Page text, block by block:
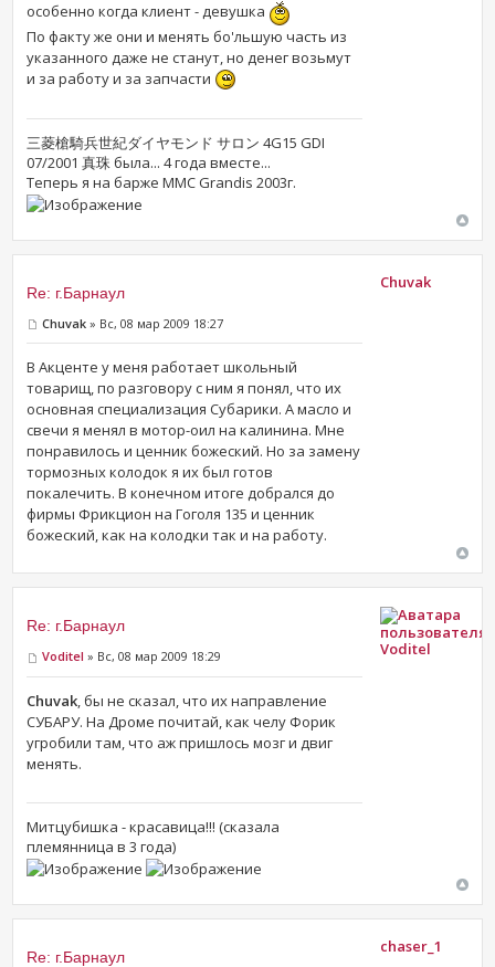
особенно когда клиент - девушка
По факту же они и менять бо'льшую часть из
указанного даже не станут, но денег возьмут
и за работу и за запчасти
三菱槍騎兵世紀ダイヤモンド サロン 4G15 GDI
07/2001 真珠 была... 4 года вместе...
Теперь я на барже MMC Grandis 2003г.
Re: г.Барнаул
Chuvak » Вс, 08 мар 2009 18:27
В Акценте у меня работает школьный
товарищ, по разговору с ним я понял, что их
основная специализация Субарики. А масло и
свечи я менял в мотор-оил на калинина. Мне
понравилось и ценник божеский. Но за замену
тормозных колодок я их был готов
покалечить. В конечном итоге добрался до
фирмы Фрикцион на Гоголя 135 и ценник
божеский, как на колодки так и на работу.
Chuvak
Re: г.Барнаул
Voditel » Вс, 08 мар 2009 18:29
Chuvak, бы не сказал, что их направление
СУБАРУ. На Дроме почитай, как челу Форик
угробили там, что аж пришлось мозг и двиг
менять.
Митцубишка - красавица!!! (сказала
племянница в 3 года)
Voditel
Re: г.Барнаул
chaser_1